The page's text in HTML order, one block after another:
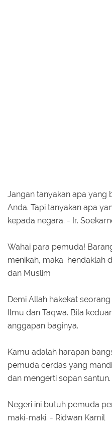
Jangan tanyakan apa yang
Anda. Tapi tanyakan apa
kepada negara. - Ir.
Wahai para pemuda!
menikah, maka hendaklah
dan Muslim
Demi Allah hakekat
Ilmu dan Taqwa. Bila
anggapan baginya.
Kamu adalah harapan
pemuda cerdas yang
dan mengerti sopan santun.
Negeri ini butuh pemuda
maki-maki. - Ridwan Kamil